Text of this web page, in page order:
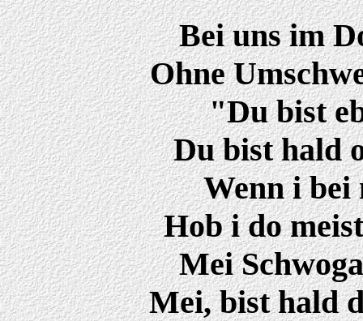
Bei uns im
Ohne
"Du bist
Du bist hald
Wenn i
Hob i do
Mei
Mei, bist hald